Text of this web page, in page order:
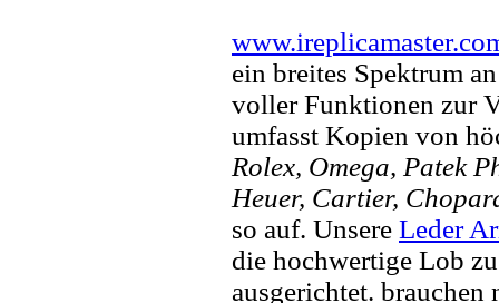
ein breites Spektrum
voller Funktionen zur
umfasst Kopien von
Rolex, Omega, Patek
Heuer, Cartier,
so auf. Unsere Leder
die hochwertige Lob
ausgerichtet. brauchen